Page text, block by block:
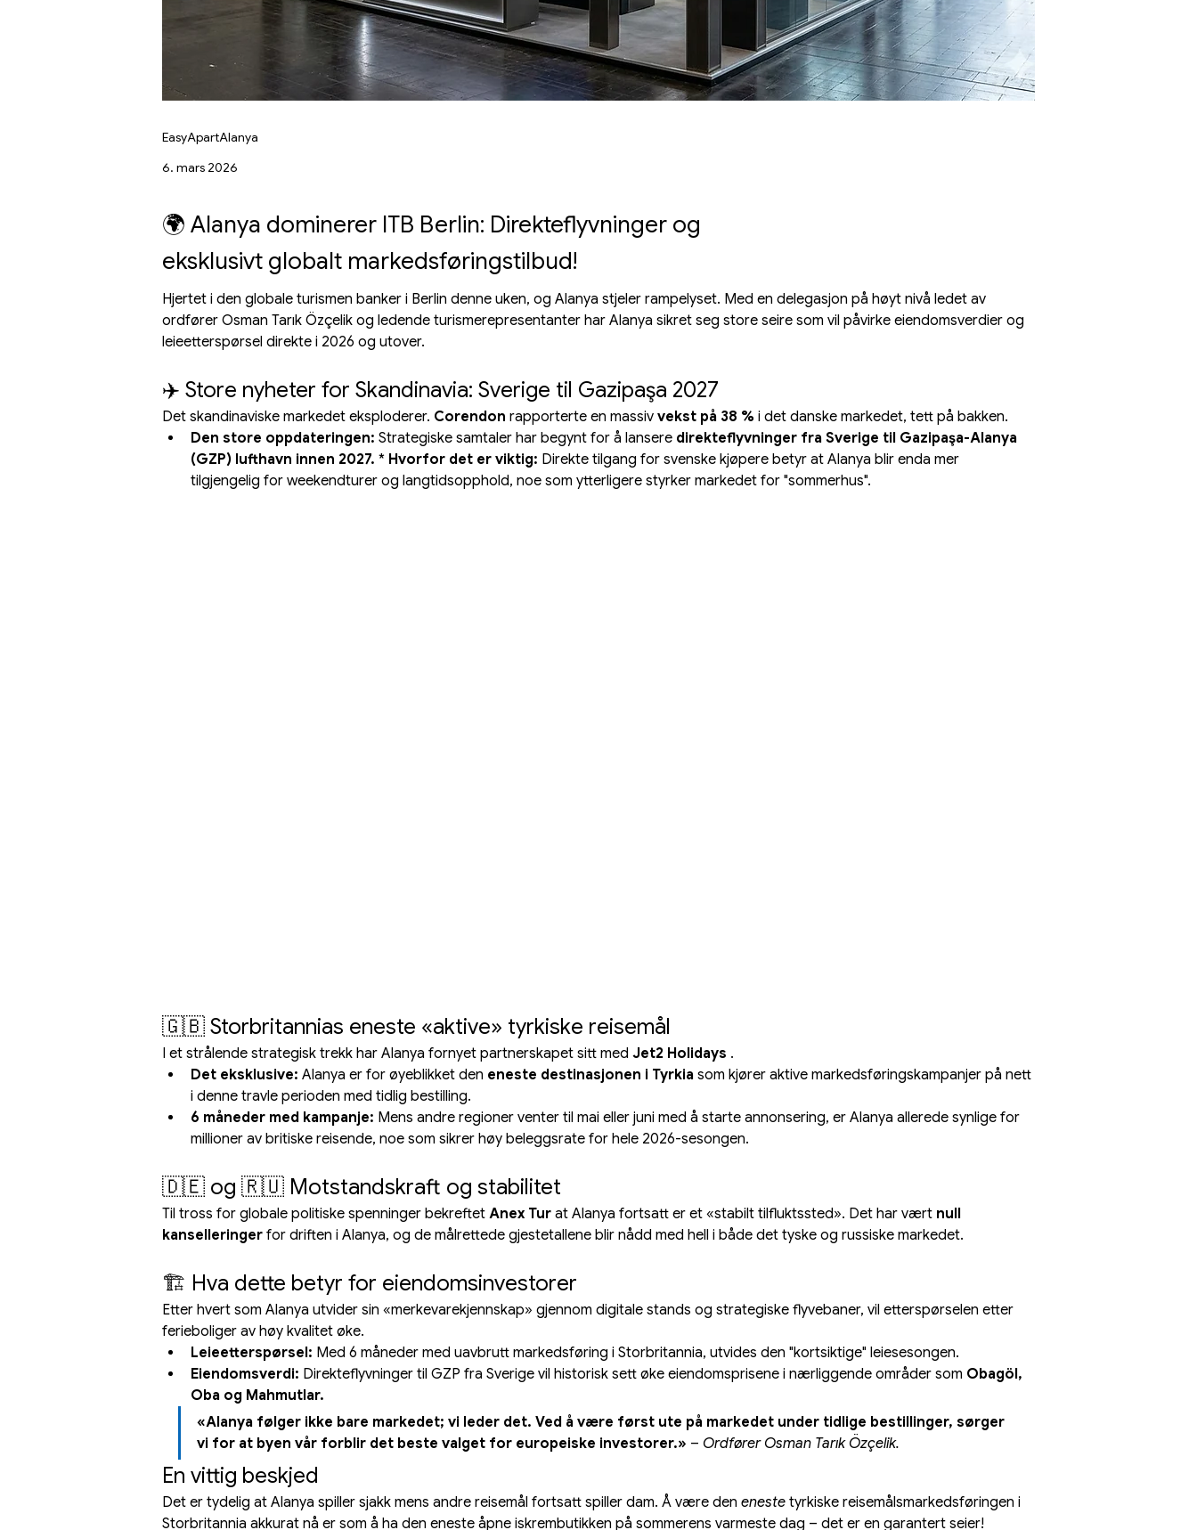
EasyApartAlanya
6. mars 2026
🌍 Alanya dominerer ITB Berlin: Direkteflyvninger og
eksklusivt globalt markedsføringstilbud!
Hjertet i den globale turismen banker i Berlin denne uken, og Alanya stjeler rampelyset. Med en delegasjon på høyt nivå ledet av
ordfører Osman Tarık Özçelik og ledende turismerepresentanter har Alanya sikret seg store seire som vil påvirke eiendomsverdier og
leieetterspørsel direkte i 2026 og utover.
✈️ Store nyheter for Skandinavia: Sverige til Gazipaşa 2027
Det skandinaviske markedet eksploderer. Corendon rapporterte en massiv vekst på 38 % i det danske markedet, tett på bakken.
Den store oppdateringen: Strategiske samtaler har begynt for å lansere direkteflyvninger fra Sverige til Gazipaşa-Alanya
(GZP) lufthavn innen 2027. * Hvorfor det er viktig: Direkte tilgang for svenske kjøpere betyr at Alanya blir enda mer
tilgjengelig for weekendturer og langtidsopphold, noe som ytterligere styrker markedet for "sommerhus".
🇬🇧 Storbritannias eneste «aktive» tyrkiske reisemål
I et strålende strategisk trekk har Alanya fornyet partnerskapet sitt med Jet2 Holidays .
Det eksklusive: Alanya er for øyeblikket den eneste destinasjonen i Tyrkia som kjører aktive markedsføringskampanjer på nett
i denne travle perioden med tidlig bestilling.
6 måneder med kampanje: Mens andre regioner venter til mai eller juni med å starte annonsering, er Alanya allerede synlige for
millioner av britiske reisende, noe som sikrer høy beleggsrate for hele 2026-sesongen.
🇩🇪 og 🇷🇺 Motstandskraft og stabilitet
Til tross for globale politiske spenninger bekreftet Anex Tur at Alanya fortsatt er et «stabilt tilfluktssted». Det har vært null
kanselleringer for driften i Alanya, og de målrettede gjestetallene blir nådd med hell i både det tyske og russiske markedet.
🏗️ Hva dette betyr for eiendomsinvestorer
Etter hvert som Alanya utvider sin «merkevarekjennskap» gjennom digitale stands og strategiske flyvebaner, vil etterspørselen etter
ferieboliger av høy kvalitet øke.
Leieetterspørsel: Med 6 måneder med uavbrutt markedsføring i Storbritannia, utvides den "kortsiktige" leiesesongen.
Eiendomsverdi: Direkteflyvninger til GZP fra Sverige vil historisk sett øke eiendomsprisene i nærliggende områder som Obagöl,
Oba og Mahmutlar.
«Alanya følger ikke bare markedet; vi leder det. Ved å være først ute på markedet under tidlige bestillinger, sørger
vi for at byen vår forblir det beste valget for europeiske investorer.» – Ordfører Osman Tarık Özçelik.
En vittig beskjed
Det er tydelig at Alanya spiller sjakk mens andre reisemål fortsatt spiller dam. Å være den eneste tyrkiske reisemålsmarkedsføringen i
Storbritannia akkurat nå er som å ha den eneste åpne iskrembutikken på sommerens varmeste dag – det er en garantert seier!